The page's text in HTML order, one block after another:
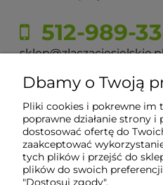
512-989-
ul. Górecka 60, 43-430
Moje konto
Płatności i dostawa
Dbamy o Twoją
Pliki cookies i pokrewne im
poprawne działanie strony i
dostosować ofertę do
zaakceptować
tych plików i przejść do
plików do swoich
"Dostosuj zgody".